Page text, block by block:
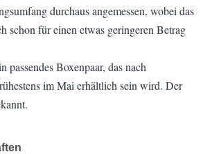
durchaus angemessen, wobei das
schon für einen etwas geringeren Betrag
passendes Boxenpaar, das nach
im Mai erhältlich sein wird. Der